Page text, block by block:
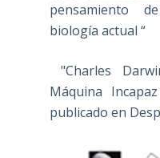
pensamiento
biología actual “
"Charles
Máquina
publicado en